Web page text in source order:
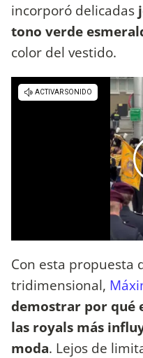
incorporó delicadas
tono verde
color del vestido.
Con esta propuesta
tridimensional,
demostrar por qué
las royals más
moda. Lejos de